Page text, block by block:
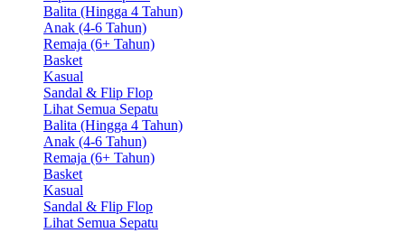
Balita (Hingga 4 Tahun)
Anak (4-6 Tahun)
Remaja (6+ Tahun)
Basket
Kasual
Sandal & Flip Flop
Lihat Semua Sepatu
Balita (Hingga 4 Tahun)
Anak (4-6 Tahun)
Remaja (6+ Tahun)
Basket
Kasual
Sandal & Flip Flop
Lihat Semua Sepatu